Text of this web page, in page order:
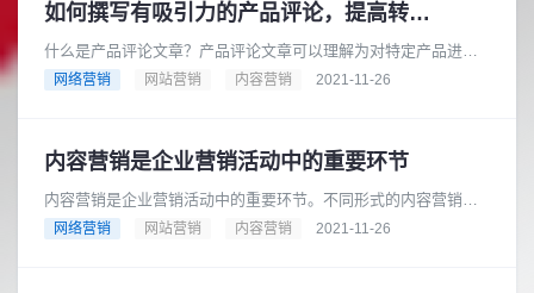
如何撰写有吸引力的产品评论，提高转化率
什么是产品评论文章？产品评论文章可以理解为对特定产品进行
评论和评论的文章，包括产品的优缺点。这篇文章很重要，影响
网络营销 网站营销 内容营销 2021-11-26
内容营销是企业营销活动中的重要环节
内容营销是企业营销活动中的重要环节。不同形式的内容营销将
帮助您的产品以多种方式与客户建立联系。在下面的文章中，北
网络营销 网站营销 内容营销 2021-11-26